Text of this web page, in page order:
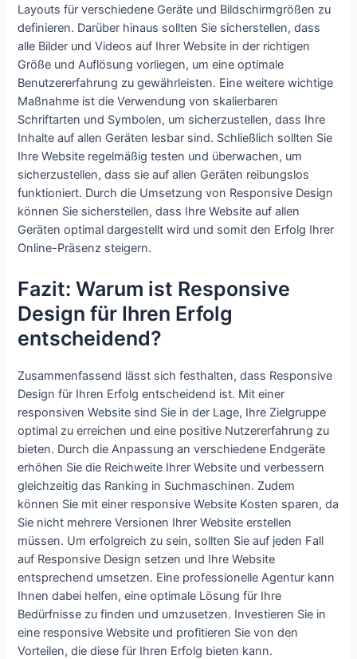
Layouts für verschiedene Geräte und Bildschirmgrößen zu
definieren. Darüber hinaus sollten Sie sicherstellen, dass
alle Bilder und Videos auf Ihrer Website in der richtigen
Größe und Auflösung vorliegen, um eine optimale
Benutzererfahrung zu gewährleisten. Eine weitere wichtige
Maßnahme ist die Verwendung von skalierbaren
Schriftarten und Symbolen, um sicherzustellen, dass Ihre
Inhalte auf allen Geräten lesbar sind. Schließlich sollten Sie
Ihre Website regelmäßig testen und überwachen, um
sicherzustellen, dass sie auf allen Geräten reibungslos
funktioniert. Durch die Umsetzung von Responsive Design
können Sie sicherstellen, dass Ihre Website auf allen
Geräten optimal dargestellt wird und somit den Erfolg Ihrer
Online-Präsenz steigern.
Fazit: Warum ist Responsive
Design für Ihren Erfolg
entscheidend?
Zusammenfassend lässt sich festhalten, dass Responsive
Design für Ihren Erfolg entscheidend ist. Mit einer
responsiven Website sind Sie in der Lage, Ihre Zielgruppe
optimal zu erreichen und eine positive Nutzererfahrung zu
bieten. Durch die Anpassung an verschiedene Endgeräte
erhöhen Sie die Reichweite Ihrer Website und verbessern
gleichzeitig das Ranking in Suchmaschinen. Zudem
können Sie mit einer responsive Website Kosten sparen, da
Sie nicht mehrere Versionen Ihrer Website erstellen
müssen. Um erfolgreich zu sein, sollten Sie auf jeden Fall
auf Responsive Design setzen und Ihre Website
entsprechend umsetzen. Eine professionelle Agentur kann
Ihnen dabei helfen, eine optimale Lösung für Ihre
Bedürfnisse zu finden und umzusetzen. Investieren Sie in
eine responsive Website und profitieren Sie von den
Vorteilen, die diese für Ihren Erfolg bieten kann.